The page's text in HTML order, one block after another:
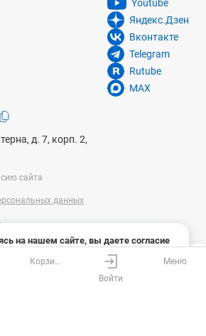
на нашем сайте, вы даете согласие
файлов cookies и сбор данных
веб-аналитики
д. 7, корп. 2,
Youtube
Яндекс.Дзен
Вконтакте
Telegram
Rutube
MAX
сайта
данных
справочный характер и не является
положениями Статьи 437
Федерации. Технические
без предварительного уведомления.
у наших менеджеров.
Корзина
Войти
Меню